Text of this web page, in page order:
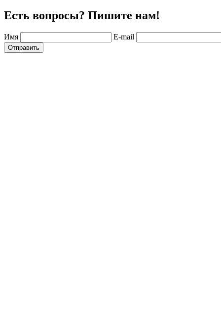
Есть вопросы? Пишите нам!
Имя E-mail